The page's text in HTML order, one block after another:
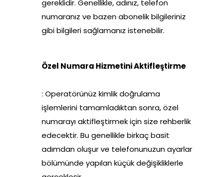
gereklidir. Genellikle, adınız, telefon
numaranız ve bazen abonelik bilgileriniz
gibi bilgileri sağlamanız istenebilir.
Özel Numara Hizmetini Aktifleştirme
: Operatörünüz kimlik doğrulama
işlemlerini tamamladıktan sonra, özel
numarayı aktifleştirmek için size rehberlik
edecektir. Bu genellikle birkaç basit
adımdan oluşur ve telefonunuzun ayarlar
bölümünde yapılan küçük değişikliklerle